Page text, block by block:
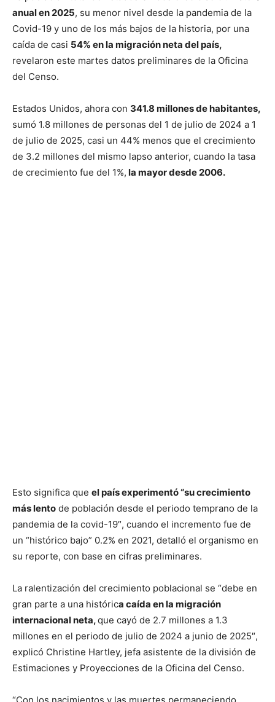
anual en 2025, su menor nivel desde la pandemia de la
Covid-19 y uno de los más bajos de la historia, por una
caída de casi 54% en la migración neta del país,
revelaron este martes datos preliminares de la Oficina
del Censo.
Estados Unidos, ahora con 341.8 millones de habitantes,
sumó 1.8 millones de personas del 1 de julio de 2024 a 1
de julio de 2025, casi un 44% menos que el crecimiento
de 3.2 millones del mismo lapso anterior, cuando la tasa
de crecimiento fue del 1%, la mayor desde 2006.
Esto significa que el país experimentó “su crecimiento
más lento de población desde el periodo temprano de la
pandemia de la covid-19″, cuando el incremento fue de
un “histórico bajo” 0.2% en 2021, detalló el organismo en
su reporte, con base en cifras preliminares.
La ralentización del crecimiento poblacional se “debe en
gran parte a una histórica caída en la migración
internacional neta,que cayó de 2.7 millones a 1.3
millones en el periodo de julio de 2024 a junio de 2025″,
explicó Christine Hartley, jefa asistente de la división de
Estimaciones y Proyecciones de la Oficina del Censo.